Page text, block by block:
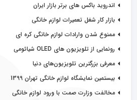
اندروید باکس های برتر بازار ایران
بازار کار شغل تعمیرات لوازم خانگی
ممنوع شدن وارادات لوازم خانگی کره ای
رونمایی از تلویزیون های OLED شیائومی
معرفی بزرگترین تلویزیون‌های دنیا
بیستمین نمایشگاه لوازم خانگی تهران 1399
مخالفت وزارت صمت با ورود لوازم خانگی